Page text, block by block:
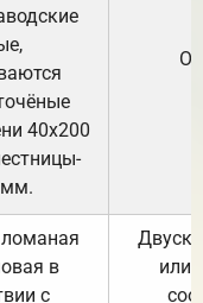
40х200
мм.
в
с
или